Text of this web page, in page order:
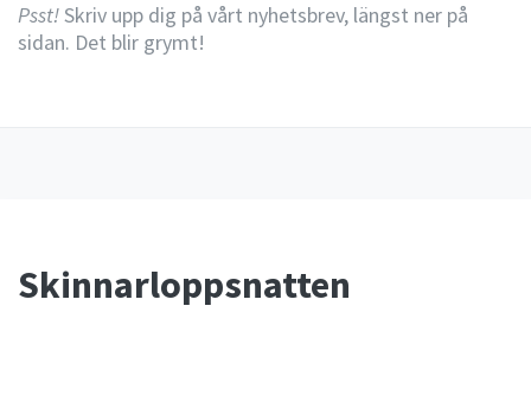
Psst!Skriv upp dig på vårt nyhetsbrev, längst ner på
sidan. Det blir grymt!
Skinnarloppsnatten